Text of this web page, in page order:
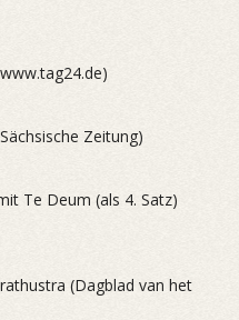
Zeitung)
Te Deum (als 4. Satz)
(Dagblad van het